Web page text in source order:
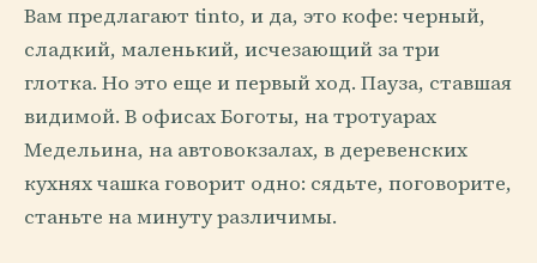
Вам предлагают tinto, и да, это кофе: черный,
сладкий, маленький, исчезающий за три
глотка. Но это еще и первый ход. Пауза, ставшая
видимой. В офисах Боготы, на тротуарах
Медельина, на автовокзалах, в деревенских
кухнях чашка говорит одно: сядьте, поговорите,
станьте на минуту различимы.